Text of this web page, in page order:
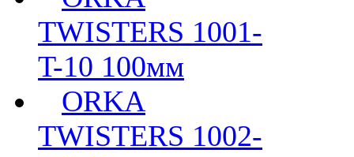
TWISTERS 1001-
T-10 100мм
ORKA
TWISTERS 1002-